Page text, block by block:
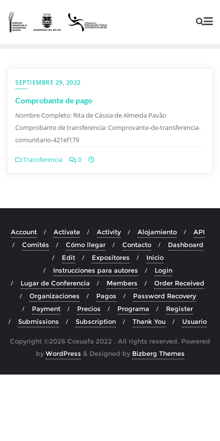
SEPTIEMBRE 29, 2022
Comprobante de pago
Nombre Completo: Rita de Cássia de Almeida Pavão
Comprobante de transferencia: Comprovante-de-transferencia-
comunitario-421ef179
Transferencia 0
Account Activate Activity Alojamiento
API
Comités
Cómo llegar Contacto
Dashboard
Edit
Expositores
Inicio
Instrucciones para autores
Login
Lugar de Conferencia
Members
Order Received
Organizaciones
Pagos
Password Recovery
Payment
Precios Programa
Register
Submissions
Subscription Thank You Usuario
Copyright ©2026 Cosuafa 2022 . All rights reserved. Powered
by WordPress & Designed by Bizberg Themes